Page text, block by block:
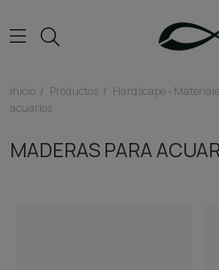
Inicio Productos Hardscape -
acuarios
MADERAS PARA